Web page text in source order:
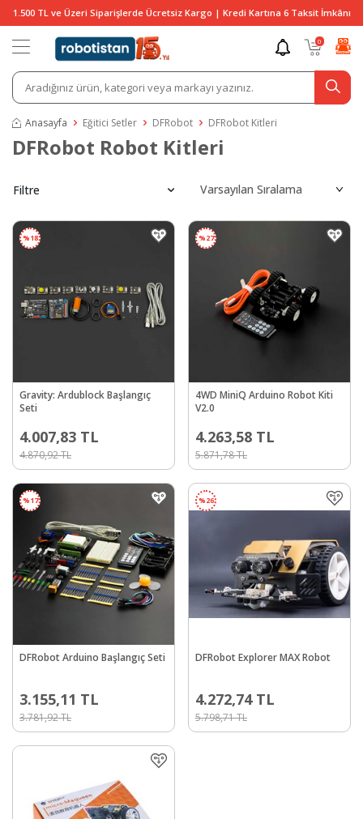
1.500 TL ve Üzeri Siparişlerde Ücretsiz Kargo | Kredi Kartına 6 Taksit İmkânı
0
Anasayfa Eğitici Setler DFRobot DFRobot Kitleri
DFRobot Robot Kitleri
Filtre
%18
Gravity: Ardublock Başlangıç
Seti
4.870,92TL
4.007,83 TL
%27
4WD MiniQ Arduino Robot Kiti
V2.0
5.871,78TL
4.263,58 TL
%17
DFRobot Arduino Başlangıç Seti
3.781,92TL
3.155,11 TL
%26
DFRobot Explorer MAX Robot
5.798,71TL
4.272,74TL